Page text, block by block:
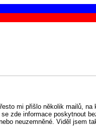
mi přišlo několik mailů,
zde informace poskytnout
neuzemněné. Viděl jsem